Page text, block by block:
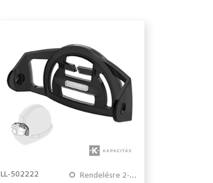
LL-502222 Rendelésre 2-3 hét